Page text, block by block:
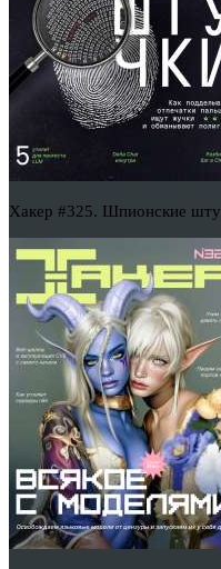
Хакер #325. Шпионские